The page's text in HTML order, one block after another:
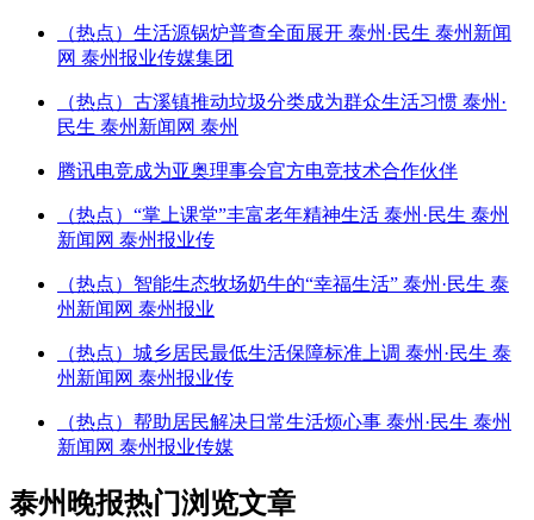
（热点）生活源锅炉普查全面展开 泰州·民生 泰州新闻
网 泰州报业传媒集团
（热点）古溪镇推动垃圾分类成为群众生活习惯 泰州·
民生 泰州新闻网 泰州
腾讯电竞成为亚奥理事会官方电竞技术合作伙伴
（热点）“掌上课堂”丰富老年精神生活 泰州·民生 泰州
新闻网 泰州报业传
（热点）智能生态牧场奶牛的“幸福生活” 泰州·民生 泰
州新闻网 泰州报业
（热点）城乡居民最低生活保障标准上调 泰州·民生 泰
州新闻网 泰州报业传
（热点）帮助居民解决日常生活烦心事 泰州·民生 泰州
新闻网 泰州报业传媒
泰州晚报热门浏览文章